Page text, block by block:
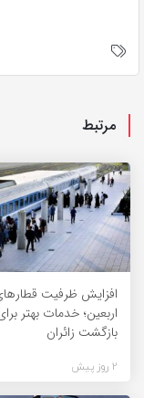
مرتبط
افزایش ظرفیت
اربعین؛ خدمات بهتر
بازگشت زائران
2 روز پیش